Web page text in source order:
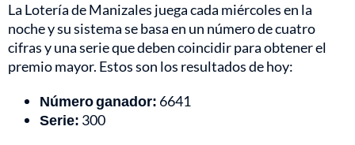
La Lotería de Manizales juega cada miércoles en la
noche y su sistema se basa en un número de cuatro
cifras y una serie que deben coincidir para obtener el
premio mayor. Estos son los resultados de hoy:
Número ganador: 6641
Serie: 300